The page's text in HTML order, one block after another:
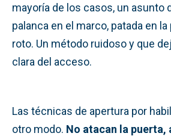
mayoría de los casos, un asunto
palanca en el marco, patada en
roto. Un método ruidoso y que
clara del acceso.
Las técnicas de apertura por
otro modo. No atacan la puerta,